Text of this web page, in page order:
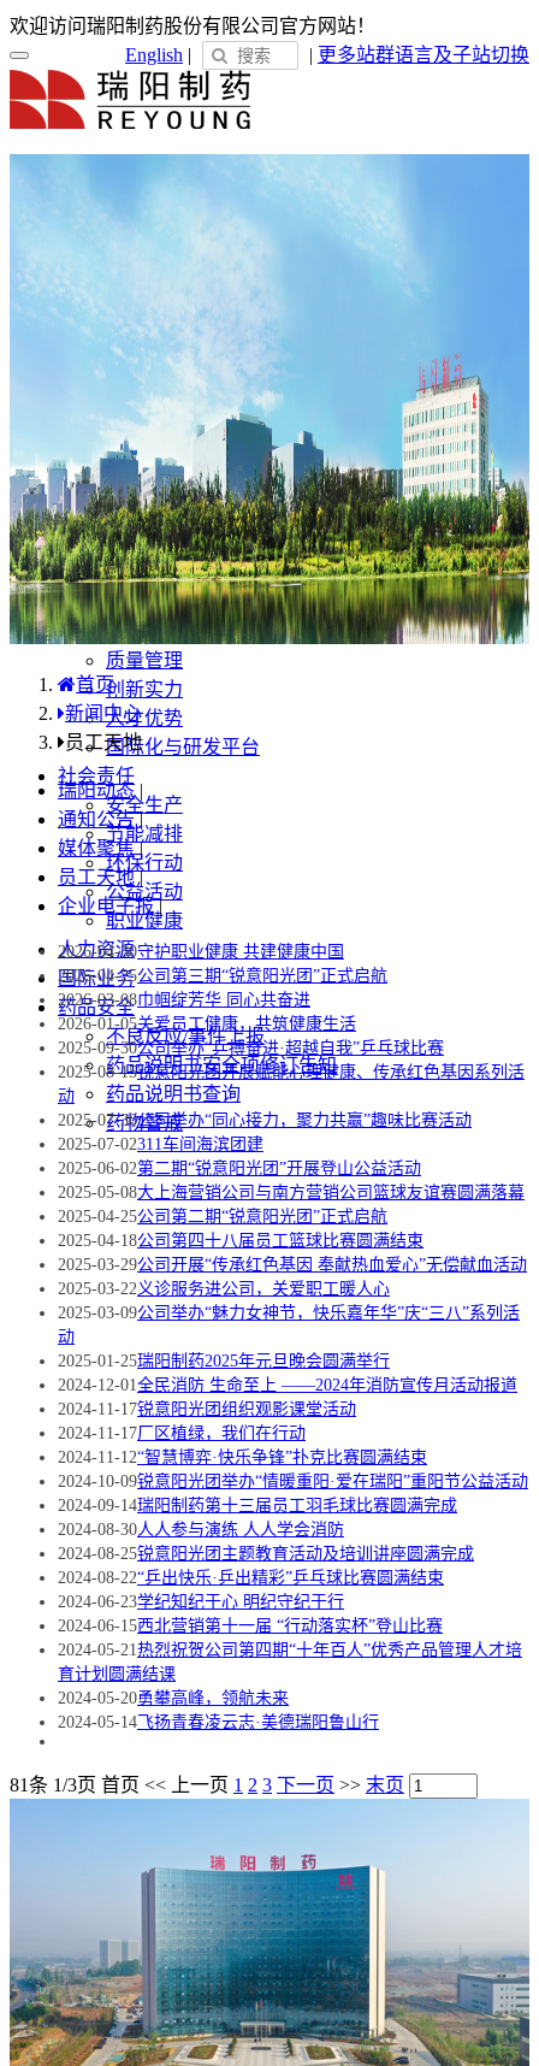
欢迎访问瑞阳制药股份有限公司官方网站！
语言及子站切换
English | | 更多站群
关于瑞阳
瑞阳简介
企业文化
新闻中心
瑞阳动态
通知公告
媒体聚焦
员工天地
企业电子报
产品服务
产品中心
国内分布
学术合规
企业优势
质量管理
创新实力
人才优势
国际化与研发平台
社会责任
安全生产
节能减排
环保行动
公益活动
职业健康
人力资源
国际业务
药品安全
不良反应/事件上报
药品说明书安全项修订告知
药品说明书查询
药物警戒
首页
新闻中心
员工天地
瑞阳动态 |
通知公告 |
媒体聚焦 |
员工天地 |
企业电子报 |
2026-04-30守护职业健康 共建健康中国
2026-04-25公司第三期“锐意阳光团”正式启航
2026-03-08巾帼绽芳华 同心共奋进
2026-01-05关爱员工健康，共筑健康生活
2025-09-30公司举办“乒搏奋进·超越自我”乒乓球比赛
2025-08-15​锐意阳光团开展赋能心理健康、传承红色基因系列活
动
2025-07-30公司举办“同心接力，聚力共赢”趣味比赛活动
2025-07-02311车间海滨团建
2025-06-02第二期“锐意阳光团”开展登山公益活动
2025-05-08大上海营销公司与南方营销公司篮球友谊赛圆满落幕
2025-04-25公司第二期“锐意阳光团”正式启航
2025-04-18公司第四十八届员工篮球比赛圆满结束
2025-03-29公司开展“传承红色基因 奉献热血爱心”无偿献血活动
2025-03-22义诊服务进公司，关爱职工暖人心
2025-03-09公司举办“魅力女神节，快乐嘉年华”庆“三八”系列活
动
2025-01-25瑞阳制药2025年元旦晚会圆满举行
2024-12-01全民消防 生命至上 ——2024年消防宣传月活动报道
2024-11-17锐意阳光团组织观影课堂活动
2024-11-17厂区植绿，我们在行动
2024-11-12“智慧博弈·快乐争锋”扑克比赛圆满结束
2024-10-09锐意阳光团举办“情暖重阳·爱在瑞阳”重阳节公益活动
2024-09-14瑞阳制药第十三届员工羽毛球比赛圆满完成
2024-08-30人人参与演练 人人学会消防
2024-08-25​锐意阳光团主题教育活动及培训讲座圆满完成
2024-08-22“乒出快乐·乒出精彩”乒乓球比赛圆满结束
2024-06-23学纪知纪于心 明纪守纪于行
2024-06-15西北营销第十一届 “行动落实杯”登山比赛
2024-05-21热烈祝贺公司第四期“十年百人”优秀产品管理人才培
育计划圆满结课
2024-05-20勇攀高峰，领航未来
2024-05-14 飞扬青春凌云志·美德瑞阳鲁山行
81条 1/3页 首页 << 上一页 1 2 3 下一页 >> 末页